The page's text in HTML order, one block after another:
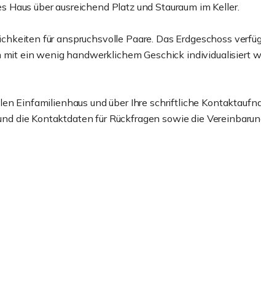
über ausreichend Platz und Stauraum im Keller.
für anspruchsvolle Paare. Das Erdgeschoss
ein wenig handwerklichem Geschick individualisiert
Einfamilienhaus und über Ihre schriftliche
die Kontaktdaten für Rückfragen sowie die